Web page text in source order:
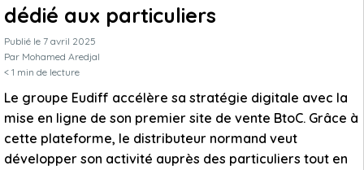
dédié aux particuliers
Publié le 7 avril 2025
Par Mohamed Aredjal
< 1 min de lecture
Le groupe Eudiff accélère sa stratégie digitale avec la
mise en ligne de son premier site de vente BtoC. Grâce à
cette plateforme, le distributeur normand veut
développer son activité auprès des particuliers tout en